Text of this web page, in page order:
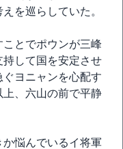
を巡らしていた。
とでポウンが三峰
して国を安定させ
ヨニャンを心配す
、六山の前で平静
悩んでいるイ将軍